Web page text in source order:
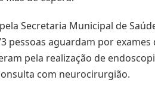
Secretaria Municipal de
pessoas aguardam por
pela realização de
com neurocirurgião.